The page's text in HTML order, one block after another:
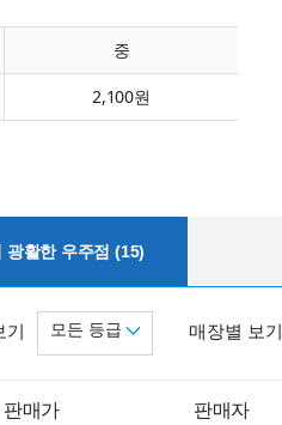
중
2,100원
광활한 우주점 (15)
매장별 보기
기 모든 등급
판매가 판매자